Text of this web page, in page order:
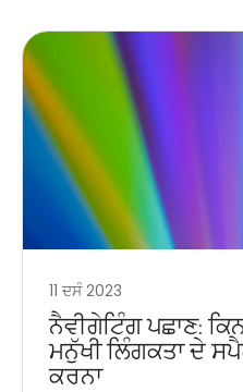
11 ਦਸੰ 2023
ਨੈਵੀਗੇਟਿੰਗ ਪਛਾਣ:
ਮਨੁੱਖੀ ਲਿੰਗਕਤਾ ਦੇ
ਕਰਨਾ